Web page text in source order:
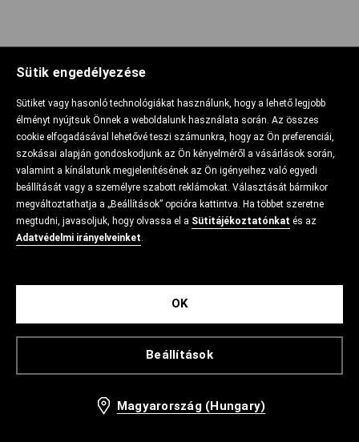
Sütik engedélyezése
Sütiket vagy hasonló technológiákat használunk, hogy a lehető legjobb
élményt nyújtsuk Önnek a weboldalunk használata során. Az összes
cookie elfogadásával lehetővé teszi számunkra, hogy az Ön preferenciái,
szokásai alapján gondoskodjunk az Ön kényelméről a vásárlások során,
valamint a kínálatunk megjelenítésének az Ön igényeihez való egyedi
beállítását vagy a személyre szabott reklámokat. Választását bármikor
megváltoztathatja a „Beállítások” opcióra kattintva. Ha többet szeretne
megtudni, javasoljuk, hogy olvassa el a Sütitájékoztatónkat és az
Adatvédelmi irányelveinket.
Beállítások
OK
Magyarország (Hungary)